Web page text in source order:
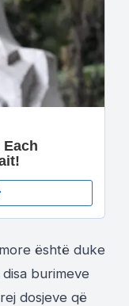
është duke
burimeve
dosjeve që